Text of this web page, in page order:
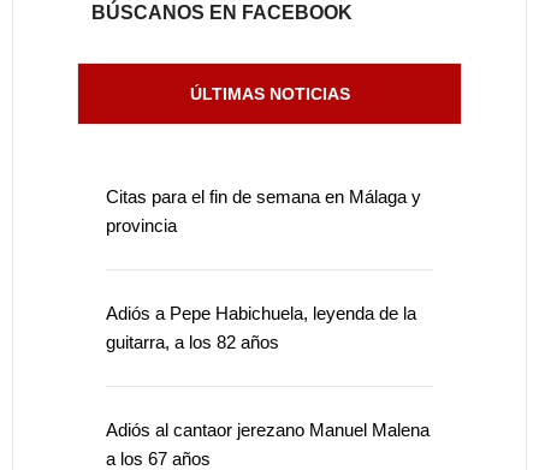
BÚSCANOS EN FACEBOOK
ÚLTIMAS NOTICIAS
Citas para el fin de semana en Málaga y
provincia
Adiós a Pepe Habichuela, leyenda de la
guitarra, a los 82 años
Adiós al cantaor jerezano Manuel Malena
a los 67 años